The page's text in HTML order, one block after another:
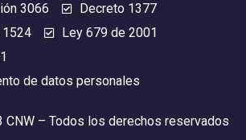
3066
Decreto 1377
1524
Ley 679 de 2001
de datos personales
– Todos los derechos reservados